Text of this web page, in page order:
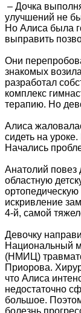
– Дочка
улучшений не
Но Алиса была
выправить
Они
знакомых
разработал
комплекс
терапию. Но
Алиса
сидеть на
Начались
Анатолий повез
областную
ортопедическую
искривление
4-й, самой
Девочку
Национальный
(НМИЦ)
Приорова.
что Алиса
недостаточно
большое.
болезнь